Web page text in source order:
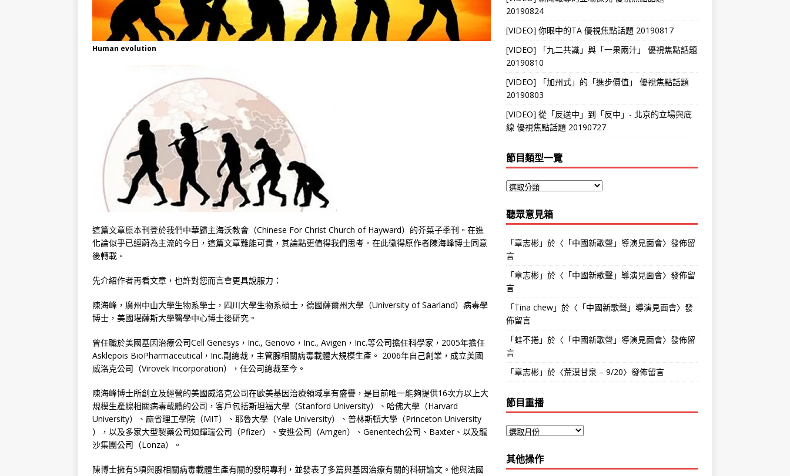
Human evolution
這篇文章原本刊登於我們中華歸主海沃教會（Chinese For Christ Church of Hayward）的芥菜子季刊。在進
化論似乎已經蔚為主流的今日，這篇文章難能可貴，其論點更值得我們思考。在此徵得原作者陳海峰博士同意
後轉載。
先介紹作者再看文章，也許對您而言會更具說服力：
陳海峰，廣州中山大學生物系學士，四川大學生物系碩士，德國薩爾州大學（University of Saarland）病毒學
博士，美國堪薩斯大學醫學中心博士後研究。
曾任職於美國基因治療公司Cell Genesys，Inc., Genovo，Inc., Avigen，Inc.等公司擔任科學家，2005年擔任
Asklepois BioPharmaceutical，Inc.副總裁，主管腺相關病毒載體大規模生產。 2006年自己創業，成立美國
威洛克公司（Virovek Incorporation），任公司總裁至今。
陳海峰博士所創立及經營的美國威洛克公司在歐美基因治療領域享有盛譽，是目前唯一能夠提供16次方以上大
規模生產腺相關病毒載體的公司，客戶包括斯坦福大學（Stanford University）、哈佛大學（Harvard
University）、麻省理工學院（MIT）、耶魯大學（Yale University）、普林斯頓大學（Princeton University
），以及多家大型製藥公司如輝瑞公司（Pfizer）、安進公司（Amgen）、Genentech公司、Baxter、以及龍
沙集團公司（Lonza）。
陳博士擁有5項與腺相關病毒載體生產有關的發明專利，並發表了多篇與基因治療有關的科研論文。他與法國
20190824
[VIDEO] 你眼中的TA 優視焦點話題 20190817
[VIDEO] 「九二共識」與「一果兩汁」 優視焦點話題
20190810
[VIDEO] 「加州式」的「進步價值」 優視焦點話題
20190803
[VIDEO] 從「反送中」到「反中」- 北京的立場與底
線 優視焦點話題 20190727
節目類型一覽
聽眾意見箱
「章志彬」於〈 「中國新歌聲」導演見面會〉發佈留
言
「章志彬」於〈 「中國新歌聲」導演見面會〉發佈留
言
「Tina chew」於〈 「中國新歌聲」導演見面會〉發
佈留言
「蛙不捲」於〈 「中國新歌聲」導演見面會〉發佈留
言
「章志彬」於〈荒漠甘泉 – 9/20〉發佈留言
節目重播
其他操作